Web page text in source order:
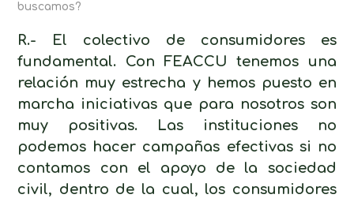
buscamos?
R.- El colectivo de consumidores es
fundamental. Con FEACCU tenemos una
relación muy estrecha y hemos puesto en
marcha iniciativas que para nosotros son
muy positivas. Las instituciones no
podemos hacer campañas efectivas si no
contamos con el apoyo de la sociedad
civil, dentro de la cual, los consumidores